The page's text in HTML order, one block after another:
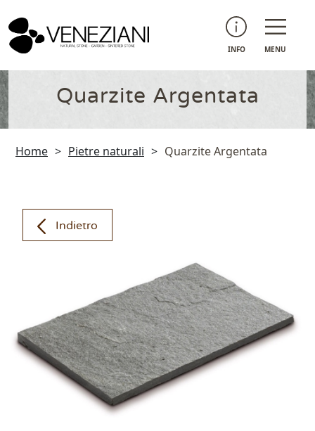
INFO MENU
Quarzite Argentata
Home > Pietre naturali > Quarzite Argentata
Indietro